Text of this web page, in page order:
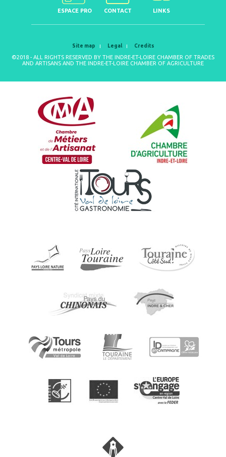
ESPACE PRO CONTACT LINKS
Site map Legal Credits
©2018 - ALL RIGHTS RESERVED BY THE INDRE-ET-LOIRE CHAMBER OF TRADES
AND ARTISANS AND THE INDRE-ET-LOIRE CHAMBER OF AGRICULTURE